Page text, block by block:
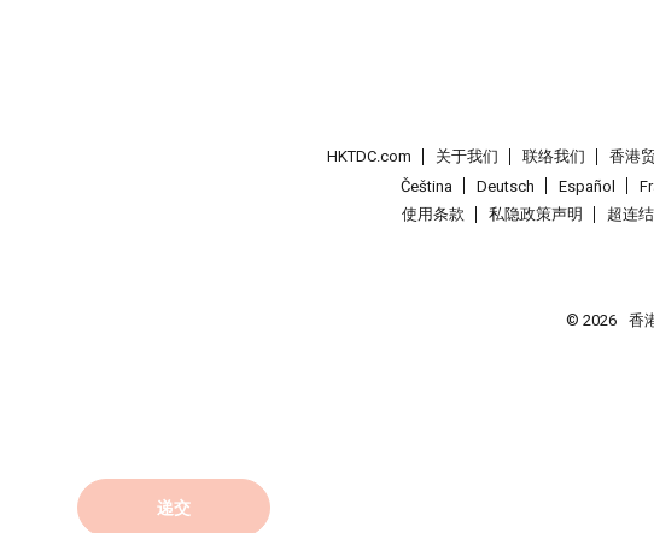
递交
HKTDC.com 关于我们 联络我们 香港
Čeština
Deutsch Español
使用条款
私隐政策声明 超连
© 2026 香